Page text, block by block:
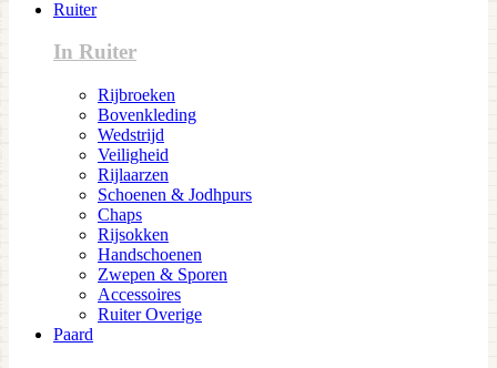
Ruiter
In Ruiter
Rijbroeken
Bovenkleding
Wedstrijd
Veiligheid
Rijlaarzen
Schoenen & Jodhpurs
Chaps
Rijsokken
Handschoenen
Zwepen & Sporen
Accessoires
Ruiter Overige
Paard